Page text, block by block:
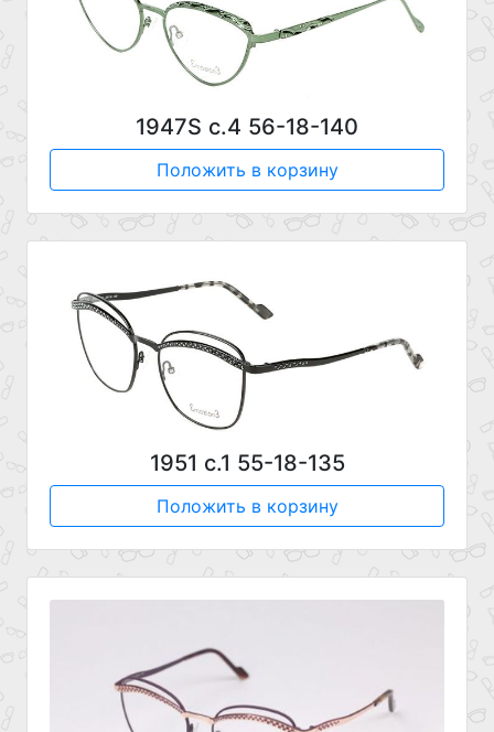
1947S c.4 56-18-140
Положить в корзину
1951 с.1 55-18-135
Положить в корзину